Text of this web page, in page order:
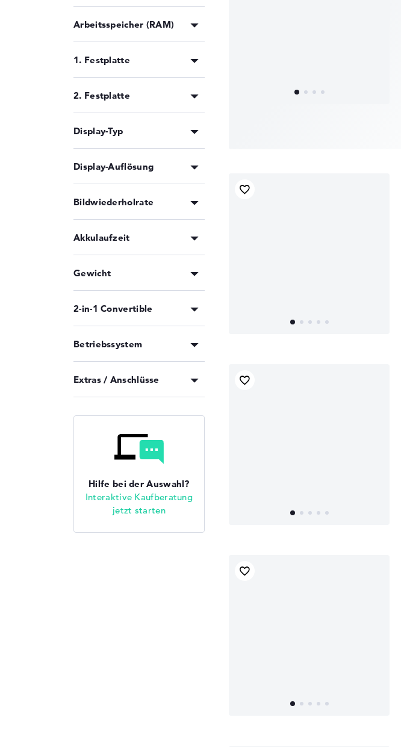
Microsoft
MSI
NVIDIA
PowerVR
Qualcomm
Razer
Samsung
TOSHIBA
VAIO
Arbeitsspeicher (RAM)
1. Festplatte
2. Festplatte
Display-Typ
Display-Auflösung
Bildwiederholrate
Akkulaufzeit
Gewicht
2-in-1 Convertible
Betriebssystem
Extras / Anschlüsse
Hilfe bei der Auswahl?
Interaktive Kaufberatung
jetzt starten